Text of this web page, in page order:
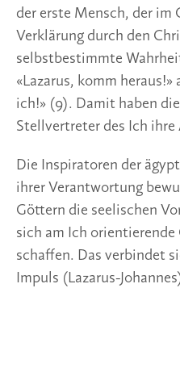
der erste Mensch, der im
Verklärung durch den
selbstbestimmte
«Lazarus, komm
ich!» (9). Damit haben
Stellvertreter des Ich ihre
Die Inspiratoren der
ihrer Verantwortung
Göttern die seelischen
sich am Ich
schaffen. Das verbindet
Impuls (Lazarus-